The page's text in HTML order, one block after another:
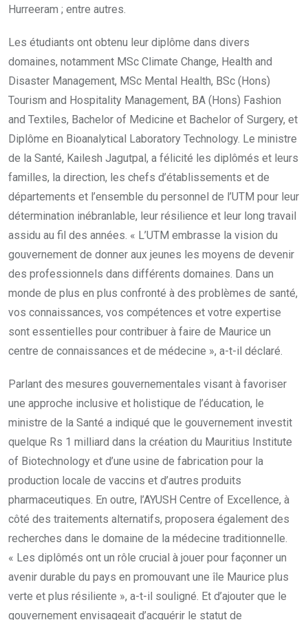
Hurreeram ; entre autres.
Les étudiants ont obtenu leur diplôme dans divers
domaines, notamment MSc Climate Change, Health and
Disaster Management, MSc Mental Health, BSc (Hons)
Tourism and Hospitality Management, BA (Hons) Fashion
and Textiles, Bachelor of Medicine et Bachelor of Surgery, et
Diplôme en Bioanalytical Laboratory Technology. Le ministre
de la Santé, Kailesh Jagutpal, a félicité les diplômés et leurs
familles, la direction, les chefs d’établissements et de
départements et l’ensemble du personnel de l’UTM pour leur
détermination inébranlable, leur résilience et leur long travail
assidu au fil des années. « L’UTM embrasse la vision du
gouvernement de donner aux jeunes les moyens de devenir
des professionnels dans différents domaines. Dans un
monde de plus en plus confronté à des problèmes de santé,
vos connaissances, vos compétences et votre expertise
sont essentielles pour contribuer à faire de Maurice un
centre de connaissances et de médecine », a-t-il déclaré.
Parlant des mesures gouvernementales visant à favoriser
une approche inclusive et holistique de l’éducation, le
ministre de la Santé a indiqué que le gouvernement investit
quelque Rs 1 milliard dans la création du Mauritius Institute
of Biotechnology et d’une usine de fabrication pour la
production locale de vaccins et d’autres produits
pharmaceutiques. En outre, l’AYUSH Centre of Excellence, à
côté des traitements alternatifs, proposera également des
recherches dans le domaine de la médecine traditionnelle.
« Les diplômés ont un rôle crucial à jouer pour façonner un
avenir durable du pays en promouvant une île Maurice plus
verte et plus résiliente », a-t-il souligné. Et d’ajouter que le
gouvernement envisageait d’acquérir le statut de